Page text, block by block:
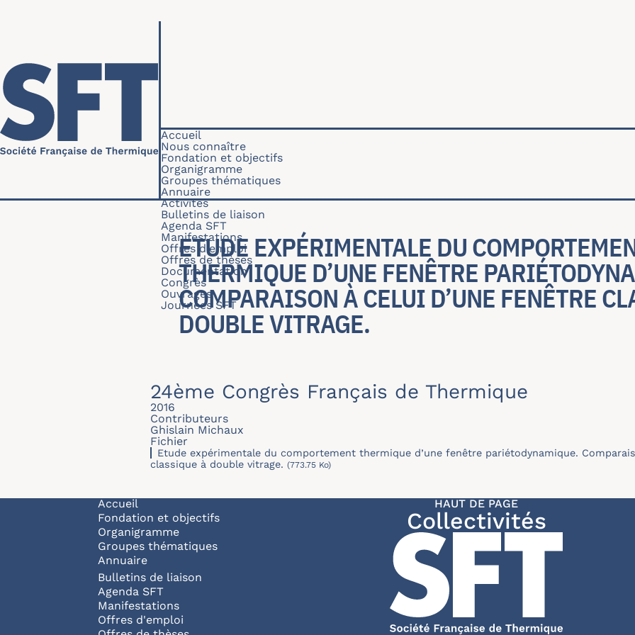
Navigation principale
Accueil
Nous connaître
Fondation et objectifs
Organigramme
Groupes thématiques
Annuaire
Activités
Bulletins de liaison
Agenda SFT
Manifestations
Offres d'emploi
Offres de thèses
Documentation
Congrès
Ouvrages
Journées SFT
ETUDE EXPÉRIMENTALE DU
THERMIQUE D’UNE FENÊTRE
COMPARAISON À CELUI D’UNE FENÊTRE
DOUBLE VITRAGE.
24ème Congrès Français de Thermique
2016
Contributeurs
Ghislain Michaux
Fichier
Etude expérimentale du comportement thermique d’une fenêtre pariétodynamique.
classique à double vitrage. (773.75 Ko)
Navigation principale
Accueil
Fondation et objectifs
Organigramme
Groupes thématiques
Annuaire
Bulletins de liaison
Agenda SFT
Manifestations
Offres d'emploi
HAUT DE PAGE
Collectivités